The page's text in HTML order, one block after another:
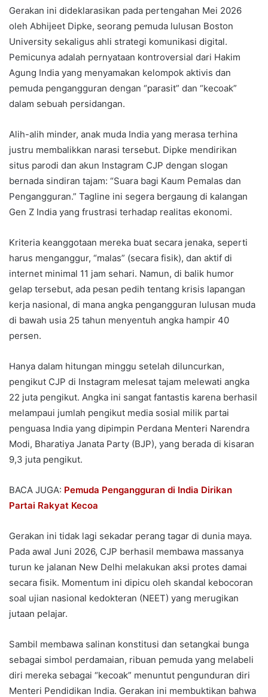
Gerakan ini dideklarasikan pada pertengahan Mei 2026
oleh Abhijeet Dipke, seorang pemuda lulusan Boston
University sekaligus ahli strategi komunikasi digital.
Pemicunya adalah pernyataan kontroversial dari Hakim
Agung India yang menyamakan kelompok aktivis dan
pemuda pengangguran dengan “parasit” dan “kecoak”
dalam sebuah persidangan.
Alih-alih minder, anak muda India yang merasa terhina
justru membalikkan narasi tersebut. Dipke mendirikan
situs parodi dan akun Instagram CJP dengan slogan
bernada sindiran tajam: “Suara bagi Kaum Pemalas dan
Pengangguran.” Tagline ini segera bergaung di kalangan
Gen Z India yang frustrasi terhadap realitas ekonomi.
Kriteria keanggotaan mereka buat secara jenaka, seperti
harus menganggur, “malas” (secara fisik), dan aktif di
internet minimal 11 jam sehari. Namun, di balik humor
gelap tersebut, ada pesan pedih tentang krisis lapangan
kerja nasional, di mana angka pengangguran lulusan muda
di bawah usia 25 tahun menyentuh angka hampir 40
persen.
Hanya dalam hitungan minggu setelah diluncurkan,
pengikut CJP di Instagram melesat tajam melewati angka
22 juta pengikut. Angka ini sangat fantastis karena berhasil
melampaui jumlah pengikut media sosial milik partai
penguasa India yang dipimpin Perdana Menteri Narendra
Modi, Bharatiya Janata Party (BJP), yang berada di kisaran
9,3 juta pengikut.
BACA JUGA: Pemuda Pengangguran di India Dirikan
Partai Rakyat Kecoa
Gerakan ini tidak lagi sekadar perang tagar di dunia maya.
Pada awal Juni 2026, CJP berhasil membawa massanya
turun ke jalanan New Delhi melakukan aksi protes damai
secara fisik. Momentum ini dipicu oleh skandal kebocoran
soal ujian nasional kedokteran (NEET) yang merugikan
jutaan pelajar.
Sambil membawa salinan konstitusi dan setangkai bunga
sebagai simbol perdamaian, ribuan pemuda yang melabeli
diri mereka sebagai “kecoak” menuntut pengunduran diri
Menteri Pendidikan India. Gerakan ini membuktikan bahwa